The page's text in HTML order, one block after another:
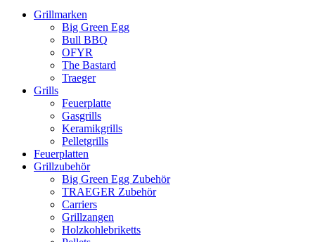
Grillmarken
Big Green Egg
Bull BBQ
OFYR
The Bastard
Traeger
Grills
Feuerplatte
Gasgrills
Keramikgrills
Pelletgrills
Feuerplatten
Grillzubehör
Big Green Egg Zubehör
TRAEGER Zubehör
Carriers
Grillzangen
Holzkohlebriketts